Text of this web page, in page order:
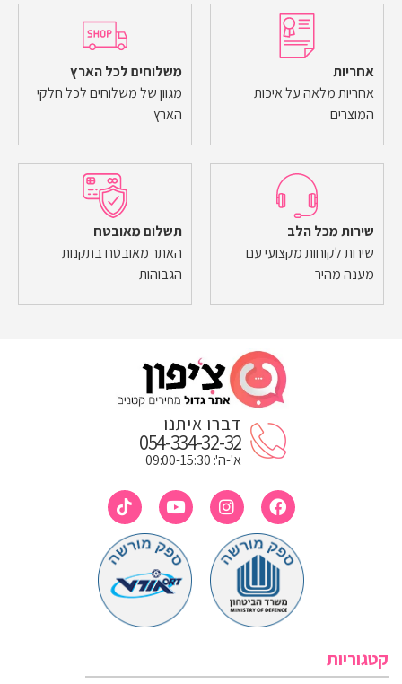
אחריות
אחריות מלאה על איכות
המוצרים
משלוחים לכל הארץ
מגוון של משלוחים לכל חלקי
הארץ
שירות מכל הלב
שירות לקוחות מקצועי עם
מענה מהיר
תשלום מאובטח
האתר מאובטח בתקנות
הגבוהות
דברו איתנו
054-334-32-32
א'-ה': 09:00-15:30
קטגוריות